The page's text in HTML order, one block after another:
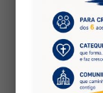
PDF is
is: